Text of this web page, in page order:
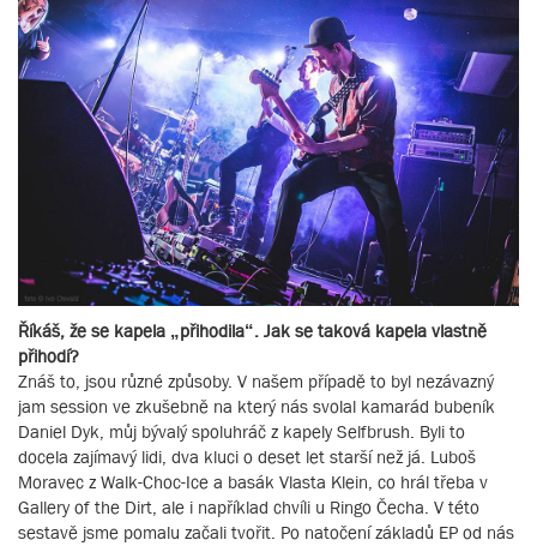
Říkáš, že se kapela „přihodila“. Jak se taková kapela vlastně
přihodí?
Znáš to, jsou různé způsoby. V našem případě to byl nezávazný
jam session ve zkušebně na který nás svolal kamarád bubeník
Daniel Dyk, můj bývalý spoluhráč z kapely Selfbrush. Byli to
docela zajímavý lidi, dva kluci o deset let starší než já. Luboš
Moravec z Walk-Choc-Ice a basák Vlasta Klein, co hrál třeba v
Gallery of the Dirt, ale i například chvíli u Ringo Čecha. V této
sestavě jsme pomalu začali tvořit. Po natočení základů EP od nás